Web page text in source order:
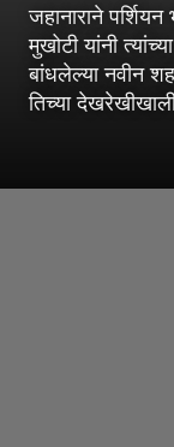
जहानाराने
मुखोटी यांनी
बांधलेल्या नवीन
तिच्या